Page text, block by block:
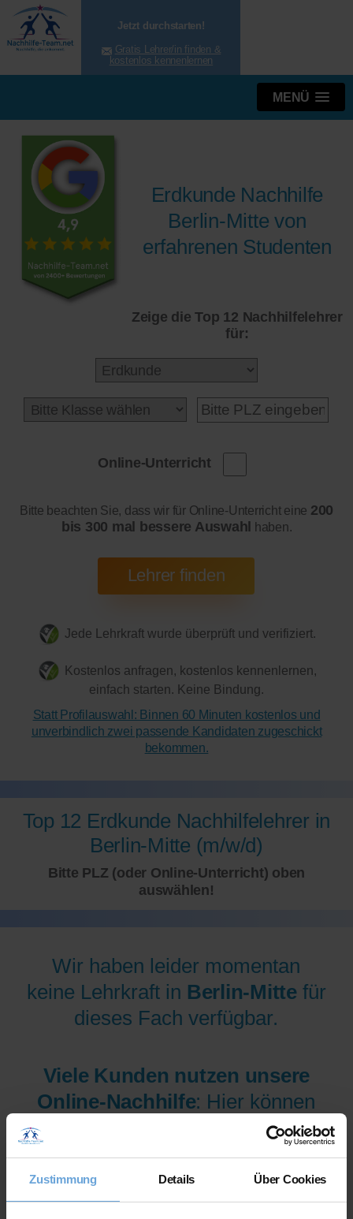
Zustimmung Details Über Cookies
Jetzt durchstarten!
Gratis Lehrer/in finden &
kostenlos kennenlernen
MENÜ
Erdkunde Nachhilfe
Berlin-Mitte von
erfahrenen Studenten
Zeige die Top 12 Nachhilfelehrer
für:
Online-Unterricht
Bitte beachten Sie, dass wir für Online-Unterricht eine 200
bis 300 mal bessere Auswahl haben.
Jede Lehrkraft wurde überprüft und verifiziert.
Kostenlos anfragen, kostenlos kennenlernen,
einfach starten. Keine Bindung.
Statt Profilauswahl: Binnen 60 Minuten kostenlos und
unverbindlich zwei passende Kandidaten zugeschickt
bekommen.
Top 12 Erdkunde Nachhilfelehrer in
Berlin-Mitte (m/w/d)
Bitte PLZ (oder Online-Unterricht) oben
auswählen!
Wir haben leider momentan
keine Lehrkraft in Berlin-Mittefür
dieses Fach verfügbar.
Viele Kunden nutzen unsere
Online-Nachhilfe: Hier können
wir Ihnen aus mehr als 300
Lehrer/innen pro Fach und
Niveau die am besten
qualifizierten Lehrer/innen sofort